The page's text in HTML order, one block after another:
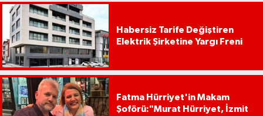
Habersiz Tarife Değiştiren
Elektrik Şirketine Yargı Freni
Fatma Hürriyet'in Makam
Şoförü:"Murat Hürriyet, İzmit